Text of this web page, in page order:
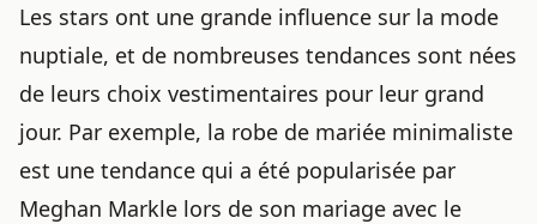
Les stars ont une grande influence sur la mode
nuptiale, et de nombreuses tendances sont nées
de leurs choix vestimentaires pour leur grand
jour. Par exemple, la robe de mariée minimaliste
est une tendance qui a été popularisée par
Meghan Markle lors de son mariage avec le